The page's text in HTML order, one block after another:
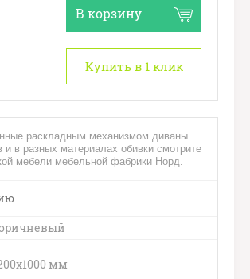
В корзину
Купить в 1 клик
раскладным механизмом диваны
в разных материалах обивки смотрите
мебели мебельной фабрики Норд.
мм